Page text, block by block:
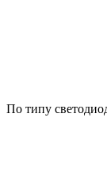
По типу